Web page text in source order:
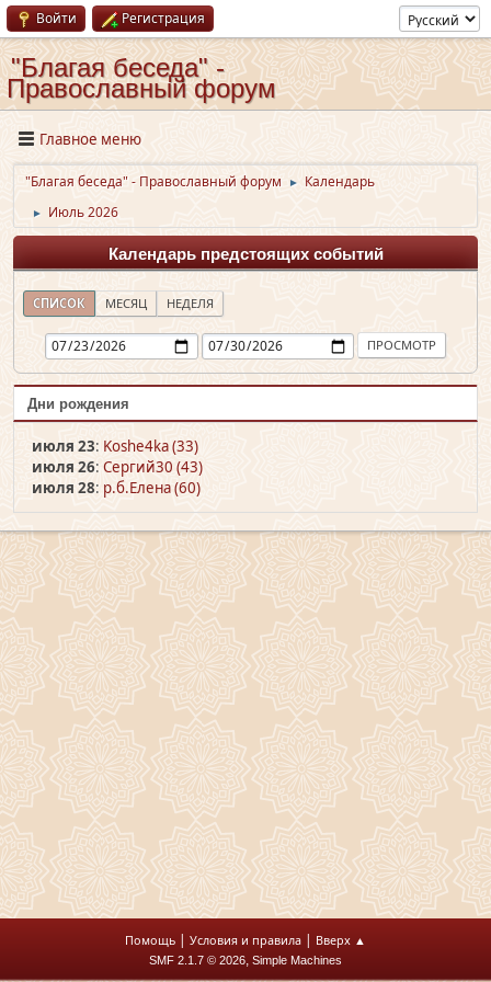
Войти Регистрация
"Благая беседа" -
Православный форум
Главное меню
"Благая беседа" - Православный форум ► Календарь
► Июль 2026
Календарь предстоящих событий
СПИСОК МЕСЯЦ НЕДЕЛЯ
Дни рождения
июля 23: Koshe4ka (33)
июля 26: Сергий30 (43)
июля 28: р.б.Елена (60)
Помощь | Условия и правила | Вверх ▲
SMF 2.1.7 © 2026, Simple Machines